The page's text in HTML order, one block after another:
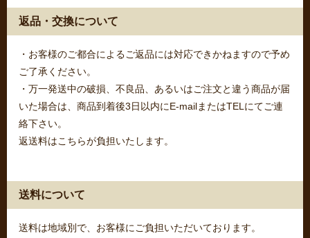
返品・交換について
・お客様のご都合によるご返品には対応できかねますので予め
ご了承ください。
・万一発送中の破損、不良品、あるいはご注文と違う商品が届
いた場合は、商品到着後3日以内にE-mailまたはTELにてご連
絡下さい。
返送料はこちらが負担いたします。
送料について
送料は地域別で、お客様にご負担いただいております。